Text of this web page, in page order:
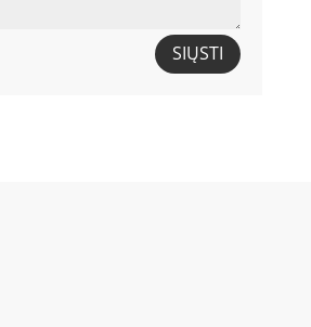
SIŲSTI